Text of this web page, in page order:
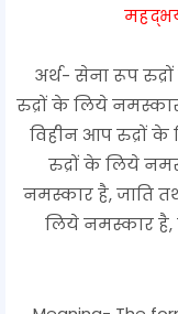
अर्थ- सेना रूप
रुद्रों के लिये
विहीन आप रुद्रों के
रुद्रों के लिये
नमस्कार है, जाति
लिये नमस्कार है,